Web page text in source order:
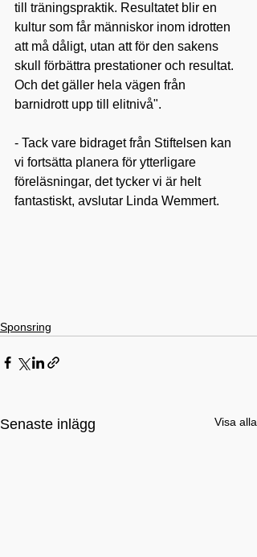
till träningspraktik. Resultatet blir en
kultur som får människor inom idrotten
att må dåligt, utan att för den sakens
skull förbättra prestationer och resultat.
Och det gäller hela vägen från
barnidrott upp till elitnivå".
- Tack vare bidraget från Stiftelsen kan
vi fortsätta planera för ytterligare
föreläsningar, det tycker vi är helt
fantastiskt, avslutar Linda Wemmert.
Sponsring
Senaste inlägg Visa alla